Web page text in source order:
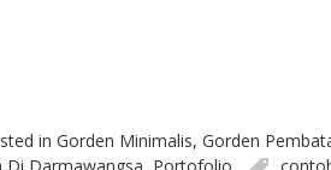
in Gorden Minimalis, Gorden